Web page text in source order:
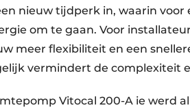
nieuw tijdperk in, waarin
om te gaan. Voor
meer flexibiliteit en een
vermindert de complexiteit
Vitocal 200-A ie werd